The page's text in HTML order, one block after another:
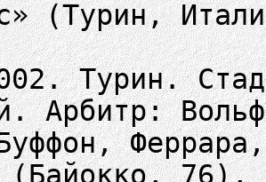
(Турин,
Турин.
Арбитр:
(Байокко, 76),